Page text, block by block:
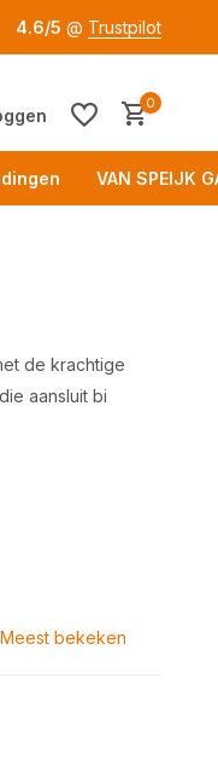
4.6/5 @ Trustpilot
0
VAN SPEIJK
de krachtige
aansluit bi